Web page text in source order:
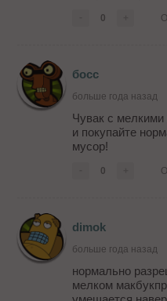
0
босс
больше года назад
Чувак с
и покупайте
мусор!
0
dimok
больше года назад
нормально
мелком